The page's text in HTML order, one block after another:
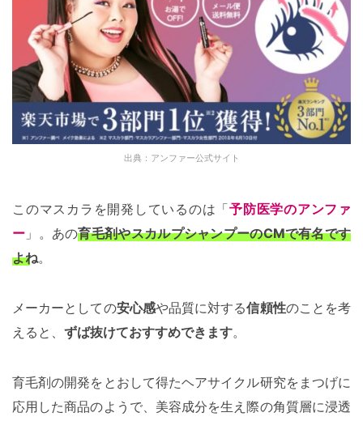
出典：アンファー公式サイト
このマスカラを開発しているのは「予防医学のアンファ
ー 」。あの育毛剤やスカルプシャンプーのCMで有名です
よね。
メーカーとしての安心感や品質に対する信頼性のことを考
えると、 ずば抜けておすすめできます。
育毛剤の開発をとおして得たヘアサイクル研究をまつげに
応用した商品のようで、美容成分を生え際の角質層に浸透